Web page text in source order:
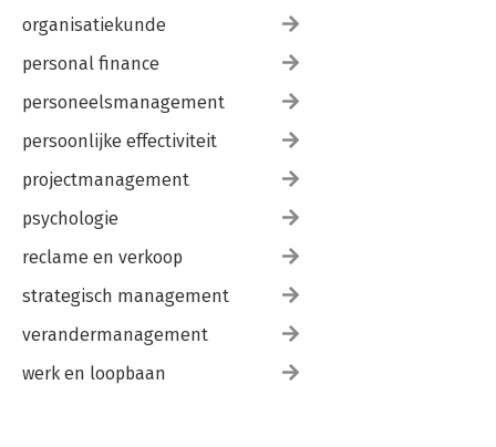
organisatiekunde
personal finance
personeelsmanagement
persoonlijke effectiviteit
projectmanagement
psychologie
reclame en verkoop
strategisch management
verandermanagement
werk en loopbaan